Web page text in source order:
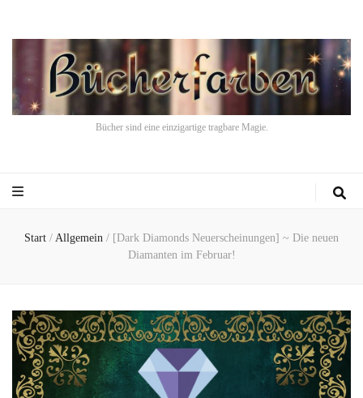
Bücher sind eine einzigartige tragbare Magie.
Start / Allgemein / [Dark Diamonds Neuerscheinungen] ~ Die neuen
Diamanten im Februar!